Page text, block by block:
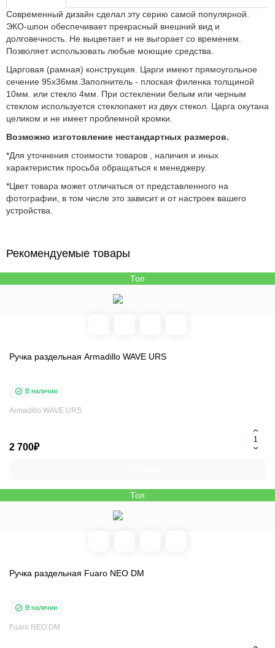
Современный дизайн сделал эту серию самой популярной.
ЭКО-шпон обеспечивает прекрасный внешний вид и
долговечность. Не выцветает и не выгорает со временем.
Позволяет использовать любые моющие средства.
Царговая (рамная) конструкция. Царги имеют прямоугольное
сечение 95х36мм.Заполнитель - плоская филенка толщиной
10мм. или стекло 4мм. При остеклении белым или черным
стеклом используется стеклопакет из двух стекол. Царга окутана
целиком и не имеет проблемной кромки.
Возможно изготовление нестандартных размеров.
*Для уточнения стоимости товаров , наличия и иных
характеристик просьба обращаться к менеджеру.
*Цвет товара может отличаться от представленного на
фотографии, в том числе это зависит и от настроек вашего
устройства.
Рекомендуемые товары
Топ
Ручка раздельная Armadillo WAVE URS
В наличии
Armadillo WAVE URS
2 700₽
Топ
Ручка раздельная Fuaro NEO DM
В наличии
Fuaro NEO DM